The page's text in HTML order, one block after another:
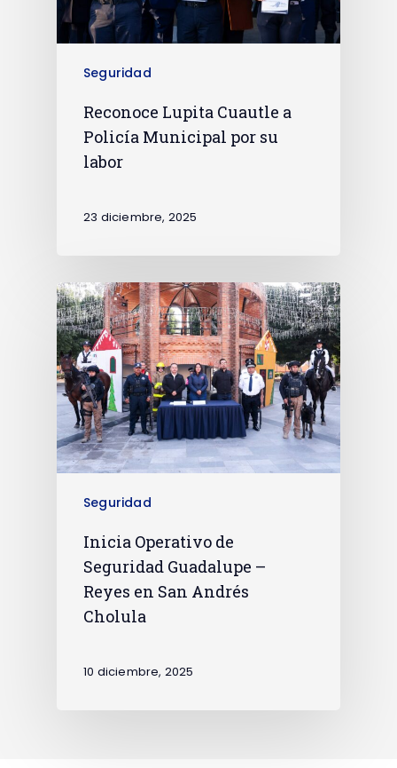
Seguridad
Reconoce Lupita Cuautle a
Policía Municipal por su
labor
23 diciembre, 2025
Seguridad
Inicia Operativo de
Seguridad Guadalupe –
Reyes en San Andrés
Cholula
10 diciembre, 2025